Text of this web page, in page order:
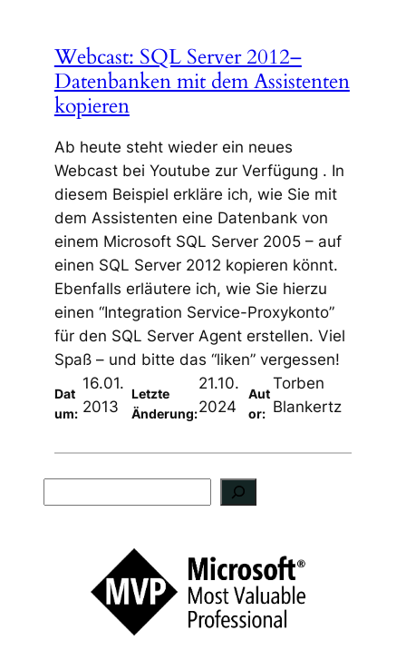
Webcast: SQL Server 2012–
Datenbanken mit dem Assistenten
kopieren
Ab heute steht wieder ein neues
Webcast bei Youtube zur Verfügung . In
diesem Beispiel erkläre ich, wie Sie mit
dem Assistenten eine Datenbank von
einem Microsoft SQL Server 2005 – auf
einen SQL Server 2012 kopieren könnt.
Ebenfalls erläutere ich, wie Sie hierzu
einen “Integration Service-Proxykonto”
für den SQL Server Agent erstellen. Viel
Spaß – und bitte das “liken” vergessen!
Dat
um:
16.01.
2013
Letzte
Änderung:
21.10.
2024
Aut
or:
Torben
Blankertz